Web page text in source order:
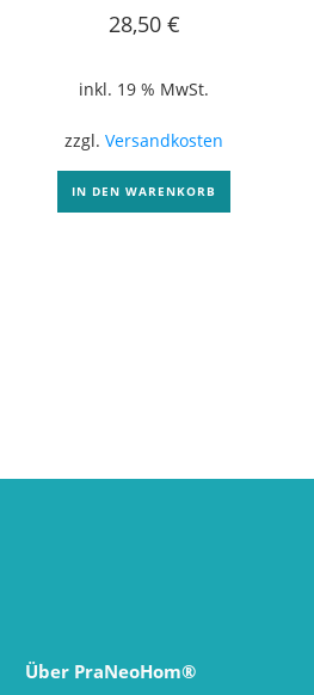
28,50 €
inkl. 19 % MwSt.
zzgl.Versandkosten
IN DEN WARENKORB
Über PraNeoHom®